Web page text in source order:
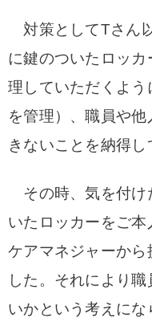
対策としてTさん
に鍵のついたロッ
理していただくよ
を管理）、職員や
きないことを納得し
その時、気を付け
いたロッカーをご本
ケアマネジャーから
した。それにより
いかという考えにな